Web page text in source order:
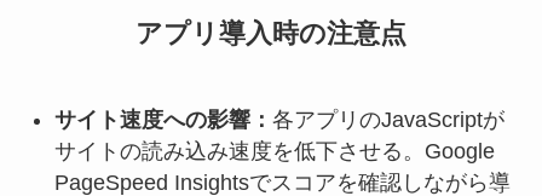
アプリ導入時の注意点
サイト速度への影響： 各アプリのJavaScriptが
サイトの読み込み速度を低下させる。Google
PageSpeed Insightsでスコアを確認しながら導